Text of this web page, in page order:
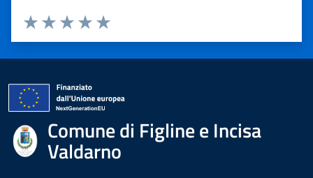
Valuta 5 stelle su 5
Valuta 4 stelle su 5
Valuta 3 stelle su 5
Valuta 2 stelle su 5
Valuta 1 stelle su 5
Comune di Figline e Incisa
Valdarno